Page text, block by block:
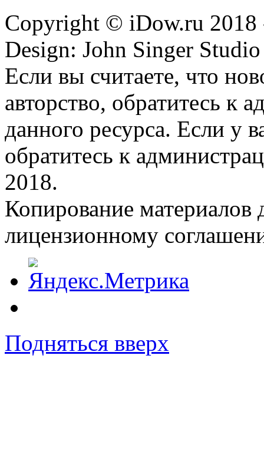
Copyright © iDow.ru 2018
Design: John Singer Studio
Если вы считаете, что
авторство, обратитесь к
данного ресурса. Если у
обратитесь к
2018.
Копирование материалов
лицензионному
Подняться вверх